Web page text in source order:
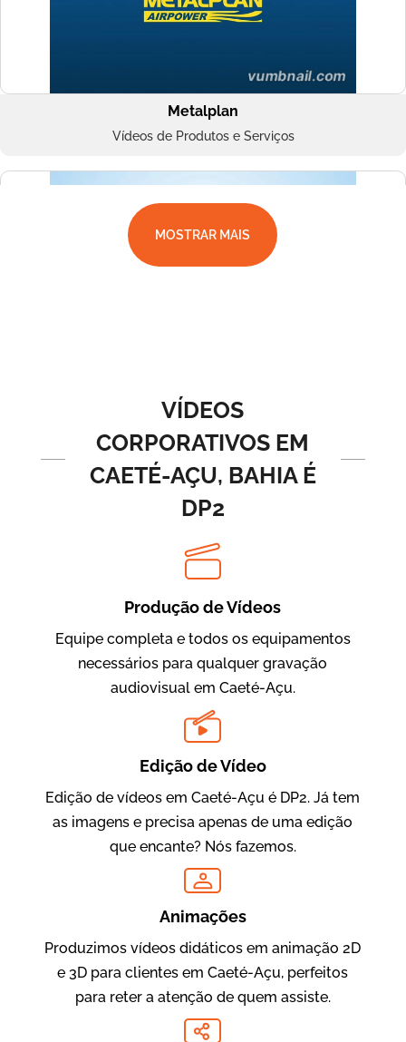
Metalplan
Vídeos de Produtos e Serviços
BRF Parceiros
Vídeos de Integração e Segurança
Vídeo Institucional
MOSTRAR MAIS
VÍDEOS
CORPORATIVOS EM
CAETÉ-AÇU, BAHIA É
DP2
Produção de Vídeos
Equipe completa e todos os equipamentos
necessários para qualquer gravação
audiovisual em Caeté-Açu.
Edição de Vídeo
Edição de vídeos em Caeté-Açu é DP2. Já tem
as imagens e precisa apenas de uma edição
que encante? Nós fazemos.
Animações
Produzimos vídeos didáticos em animação 2D
e 3D para clientes em Caeté-Açu, perfeitos
para reter a atenção de quem assiste.